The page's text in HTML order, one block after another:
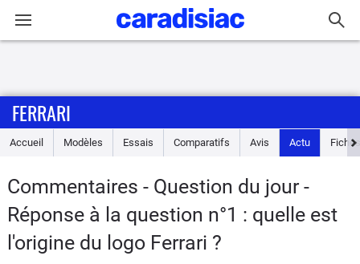
Accueil
Essais
Guide
d'achat
FERRARI
Accueil Modèles Essais Comparatifs Avis Actu
Commentaires - Question du jour -
Réponse à la question n°1 : quelle est
l'origine du logo Ferrari ?